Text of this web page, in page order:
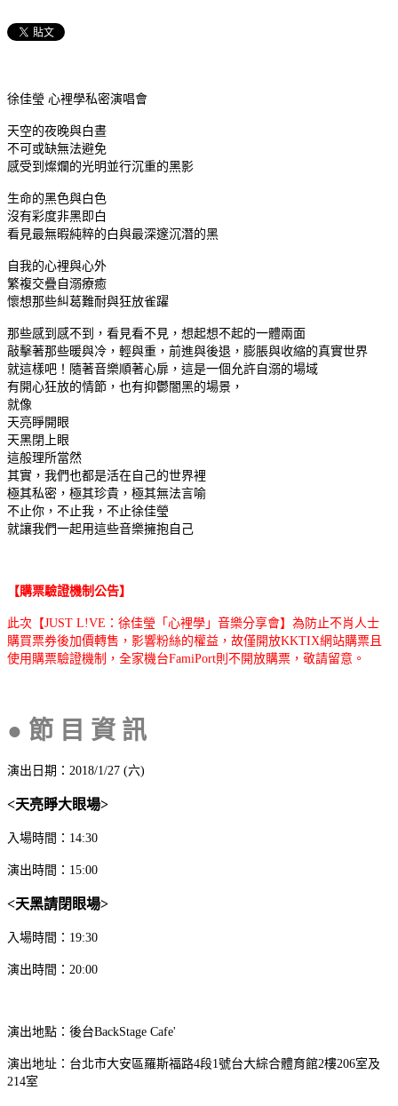
徐佳瑩 心裡學私密演唱會
天空的夜晚與白晝
不可或缺無法避免
感受到燦爛的光明並行沉重的黑影
生命的黑色與白色
沒有彩度非黑即白
看見最無暇純粹的白與最深邃沉潛的黑
自我的心裡與心外
繁複交疊自溺療癒
懷想那些糾葛難耐與狂放雀躍
那些感到感不到，看見看不見，想起想不起的一體兩面
敲擊著那些暖與冷，輕與重，前進與後退，膨脹與收縮的真實世界
就這樣吧！隨著音樂順著心扉，這是一個允許自溺的場域
有開心狂放的情節，也有抑鬱闇黑的場景，
就像
天亮睜開眼
天黑閉上眼
這般理所當然
其實，我們也都是活在自己的世界裡
極其私密，極其珍貴，極其無法言喻
不止你，不止我，不止徐佳瑩
就讓我們一起用這些音樂擁抱自己
【購票驗證機制公告】
此次【JUST L!VE：徐佳瑩「心裡學」音樂分享會】為防止不肖人士
購買票券後加價轉售，影響粉絲的權益，故僅開放KKTIX網站購票且
使用購票驗證機制，全家機台FamiPort則不開放購票，敬請留意。
● 節 目 資 訊
演出日期：2018/1/27 (六)
<天亮睜大眼場>
入場時間：14:30
演出時間：15:00
<天黑請閉眼場>
入場時間：19:30
演出時間：20:00
演出地點：後台BackStage Cafe'
演出地址：台北市大安區羅斯福路4段1號台大綜合體育館2樓206室及
214室